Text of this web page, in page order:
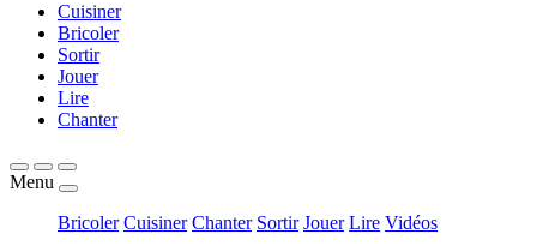
Cuisiner
Bricoler
Sortir
Jouer
Lire
Chanter
Menu
Bricoler Cuisiner Chanter Sortir Jouer Lire Vidéos